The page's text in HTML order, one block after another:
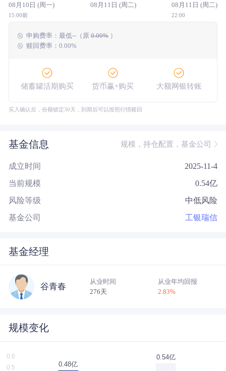
今年以来 2889/3240
成立以来 1.16%
08月10日 (周一)
15:00前
08月11日 (周二) 08月11日 (周二)
22:00
申购费率： 最低--（原 0.00%）
赎回费率：0.00%
储蓄罐活期购买 货币赢+购买 大额网银转账
买入确认后，份额锁定30天，到期后可以按照行情赎回
基金信息 规模，持仓配置，基金公司
成立时间 2025-11-4
当前规模 0.54亿
风险等级 中低风险
基金公司 工银瑞信
基金经理
谷青春
从业时间
276天
从业年均回报
2.83%
规模变化